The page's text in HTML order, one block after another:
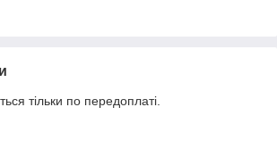
тільки по передоплаті.